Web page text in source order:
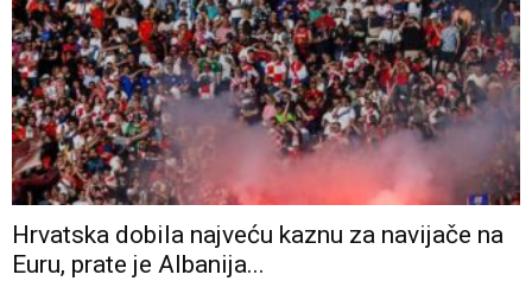
Hrvatska dobila najveću kaznu za navijače na
Euru, prate je Albanija...